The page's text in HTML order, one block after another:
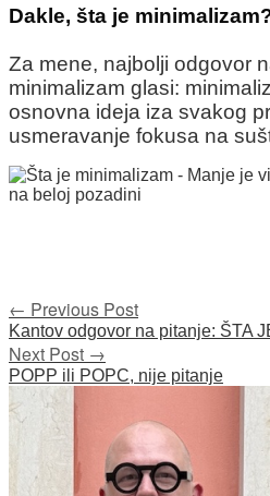
Dakle, šta je
Za mene, najbolji odgovor
minimalizam glasi:
osnovna ideja iza svakog
usmeravanje fokusa na
Post
navigation
← Previous Post
Kantov odgovor na pitanje: ŠTA
Next Post →
POPP ili POPC, nije pitanje